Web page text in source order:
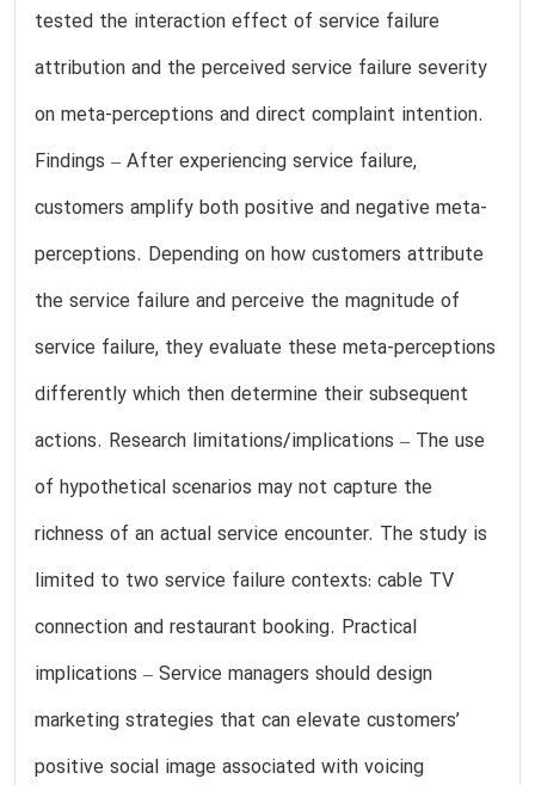
tested the interaction effect of service failure
attribution and the perceived service failure severity
on meta-perceptions and direct complaint intention.
Findings – After experiencing service failure,
customers amplify both positive and negative meta-
perceptions. Depending on how customers attribute
the service failure and perceive the magnitude of
service failure, they evaluate these meta-perceptions
differently which then determine their subsequent
actions. Research limitations/implications – The use
of hypothetical scenarios may not capture the
richness of an actual service encounter. The study is
limited to two service failure contexts: cable TV
connection and restaurant booking. Practical
implications – Service managers should design
marketing strategies that can elevate customers’
positive social image associated with voicing